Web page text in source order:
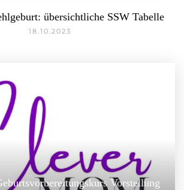
übersichtliche SSW Tabelle
18.10.2023
Vorstellung